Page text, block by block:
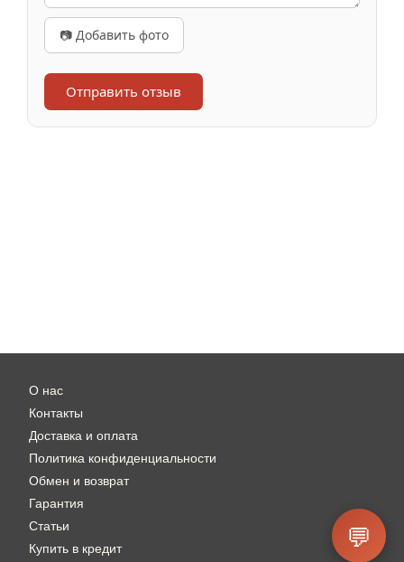
📷 Добавить фото
Отправить отзыв
О нас
Контакты
Доставка и оплата
Политика конфиденциальности
Обмен и возврат
Гарантия
Статьи
Купить в кредит
💬